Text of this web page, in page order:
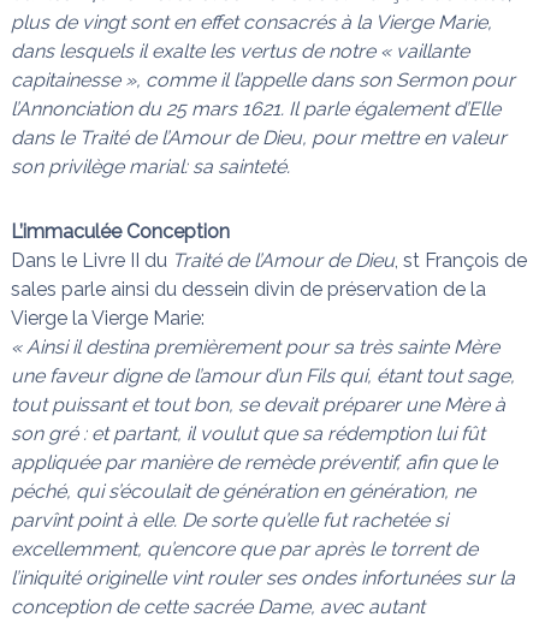
n
s
a
l
e
œ
s
plus de vingt sont en effet consacrés à la Vierge Marie,
dans lesquels il exalte les vertus de notre « vaillante
capitainesse », comme il l’appelle dans son Sermon pour
l’Annonciation du 25 mars 1621. Il parle également d’Elle
dans leTraité de l’Amour de Dieu, pour mettre en valeur
son privilège marial: sa sainteté.
L’immaculée Conception
Dans le Livre II du Traité de l’Amour de Dieu, st François de
sales parle ainsi du dessein divin de préservation de la
Vierge la Vierge Marie:
« Ainsi il destina premièrement pour sa très sainte Mère
une faveur digne de l’amour d’un Fils qui, étant tout sage,
tout puissant et tout bon, se devait préparer une Mère à
son gré : et partant, il voulut que sa rédemption lui fût
appliquée par manière de remède préventif, afin que le
péché, qui s’écoulait de génération en génération, ne
parvînt point à elle. De sorte qu’elle fut rachetée si
excellemment, qu’encore que par après le torrent de
l’iniquité originelle vint rouler ses ondes infortunées sur la
conception de cette sacrée Dame, avec autant